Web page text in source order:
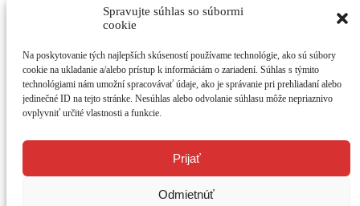
Spravujte súhlas so súbormi
cookie
Na poskytovanie tých najlepších skúseností používame technológie, ako sú súbory
cookie na ukladanie a/alebo prístup k informáciám o zariadení. Súhlas s týmito
technológiami nám umožní spracovávať údaje, ako je správanie pri prehliadaní alebo
jedinečné ID na tejto stránke. Nesúhlas alebo odvolanie súhlasu môže nepriaznivo
ovplyvniť určité vlastnosti a funkcie.
Prijať
Odmietnúť
Sledujte nás na Instagram
O NÁS
AUTOGRÁTIS - jediný bezplatný motoristický časopis. Testy
vozidiel, prvé jazdy a novinky. Mesačne 44 strán vzrušujúceho
čítania o autách vatraktívnom grafickom dizajne. Časopis získate na
čerpacie stanice Shell, OMV a Slovnaft.
redakcia@autogratis.sk
Ako vznikol AUTOGRÁTIS?